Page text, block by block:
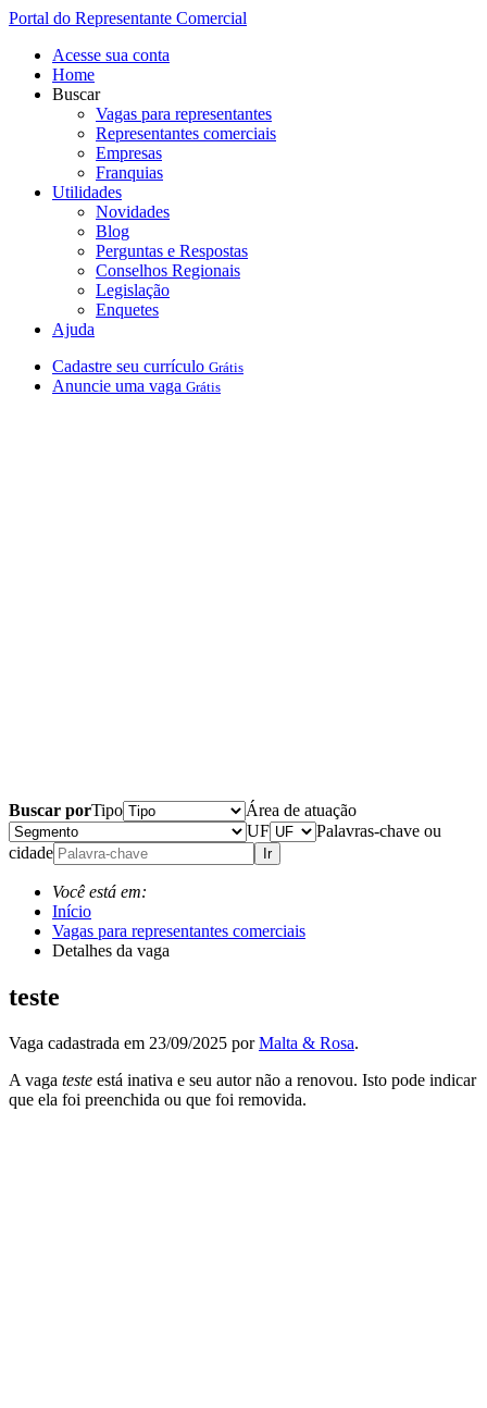
Portal do Representante Comercial
Acesse sua conta
Home
Buscar
Vagas para representantes
Representantes comerciais
Empresas
Franquias
Utilidades
Novidades
Blog
Perguntas e Respostas
Conselhos Regionais
Legislação
Enquetes
Ajuda
Cadastre seu currículo Grátis
Anuncie uma vaga Grátis
Buscar porTipo
Área de atuação
UF
Palavras-chave ou
cidade
Ir
Você está em:
Início
Vagas para representantes comerciais
Detalhes da vaga
teste
Vaga cadastrada em 23/09/2025 porMalta & Rosa.
A vaga teste está inativa e seu autor não a renovou. Isto pode indicar
que ela foi preenchida ou que foi removida.